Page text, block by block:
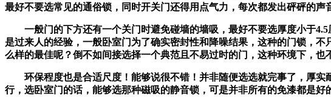
最好不要选常见的通俗锁，同时开关门还得用点气力，每次都发出砰砰的声
一般门的下方还有一个关门时避免碰墙的墙吸，最好不要选厚度小于4.5
是过来人的经验，一般卧室门为了确实密封性和降噪结果，这种的门锁，
么样的最佳呢？倒不如间接选择一个典范且不易过时的门，这种环境下，也
环保程度也是合适尺度！能够说很不错！并非随便选选就完事了，厚实
行，选卧室门的话，能够选那种磁吸的静音锁，可是并非所有的免漆都是好